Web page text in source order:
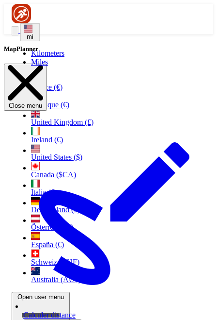
mi
Kilometers
Miles
France (€)
Belgique (€)
United Kingdom (£)
Ireland (€)
United States ($)
Canada ($CA)
Italia (€)
Deutschland (€)
Österreich (€)
España (€)
Schweiz (CHF)
Australia (AU$)
Open user menu
MapPlanner
Close menu
Calculer distance